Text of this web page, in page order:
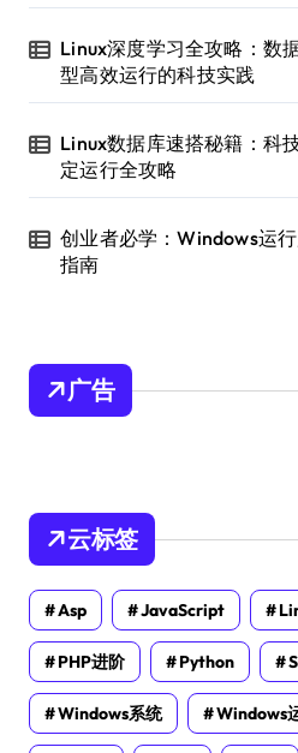
Linux深度学习全攻略：数
型高效运行的科技实践
Linux数据库速搭秘籍：科
定运行全攻略
创业者必学：Windows运
指南
广告
云标签
Asp JavaScript
PHP进阶 Python
Windows系统 Windows